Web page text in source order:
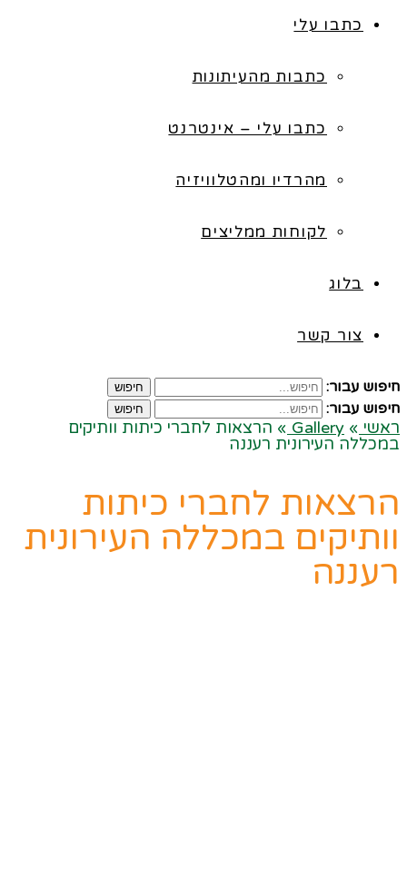
כתבו עלי
כתבות מהעיתונות
כתבו עלי – אינטרנט
מהרדיו ומהטלוויזיה
לקוחות ממליצים
בלוג
צור קשר
חיפוש עבור: חיפוש
חיפוש עבור: חיפוש
ראשי »
Gallery
» הרצאות לחברי כיתות וותיקים
במכללה העירונית רעננה
הרצאות לחברי כיתות
וותיקים במכללה העירונית
רעננה